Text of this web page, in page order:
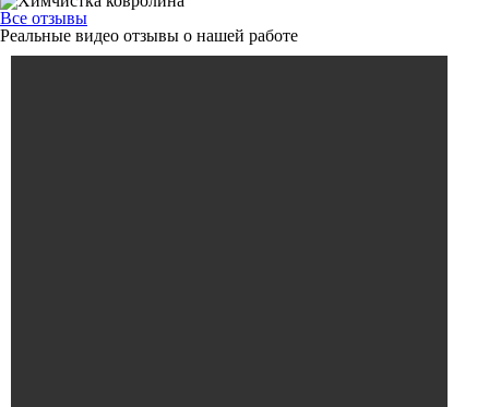
Все отзывы
Реальные видео отзывы о нашей работе